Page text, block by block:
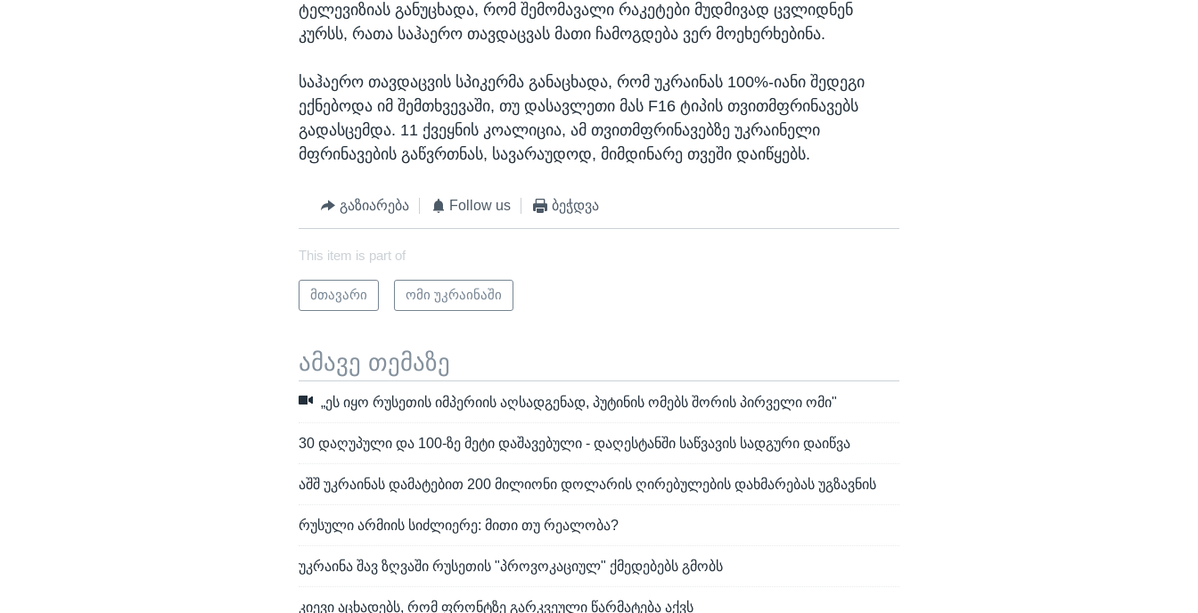
ტელევიზიას განუცხადა, რომ შემომავალი რაკეტები მუდმივად ცვლიდნენ
კურსს, რათა საჰაერო თავდაცვას მათი ჩამოგდება ვერ მოეხერხებინა.
საჰაერო თავდაცვის სპიკერმა განაცხადა, რომ უკრაინას 100%-იანი შედეგი
ექნებოდა იმ შემთხვევაში, თუ დასავლეთი მას F16 ტიპის თვითმფრინავებს
გადასცემდა. 11 ქვეყნის კოალიცია, ამ თვითმფრინავებზე უკრაინელი
მფრინავების გაწვრთნას, სავარაუდოდ, მიმდინარე თვეში დაიწყებს.
გაზიარება Follow us ბეჭდვა
This item is part of
მთავარი ომი უკრაინაში
ამავე თემაზე
„ეს იყო რუსეთის იმპერიის აღსადგენად, პუტინის ომებს შორის პირველი ომი"
30 დაღუპული და 100-ზე მეტი დაშავებული - დაღესტანში საწვავის სადგური დაიწვა
აშშ უკრაინას დამატებით 200 მილიონი დოლარის ღირებულების დახმარებას უგზავნის
რუსული არმიის სიძლიერე: მითი თუ რეალობა?
უკრაინა შავ ზღვაში რუსეთის "პროვოკაციულ" ქმედებებს გმობს
კიევი აცხადებს, რომ ფრონტზე გარკვეული წარმატება აქვს